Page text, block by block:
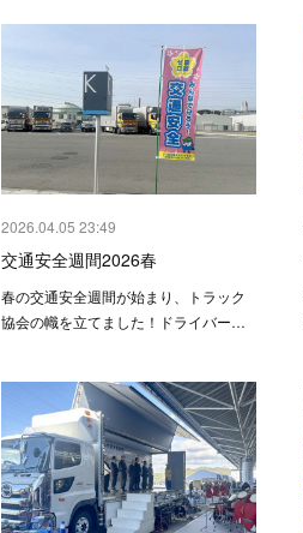
2026.04.05 23:49
交通安全週間2026春
春の交通安全週間が始まり、トラック
協会の幟を立てました！ドライバー…